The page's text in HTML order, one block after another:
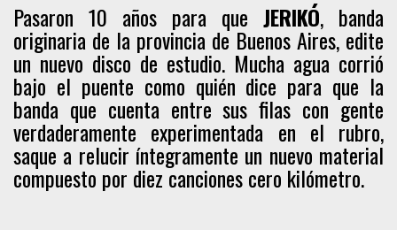
Pasaron 10 años para que JERIKÓ, banda
originaria de la provincia de Buenos Aires, edite
un nuevo disco de estudio. Mucha agua corrió
bajo el puente como quién dice para que la
banda que cuenta entre sus filas con gente
verdaderamente experimentada en el rubro,
saque a relucir íntegramente un nuevo material
compuesto por diez canciones cero kilómetro.